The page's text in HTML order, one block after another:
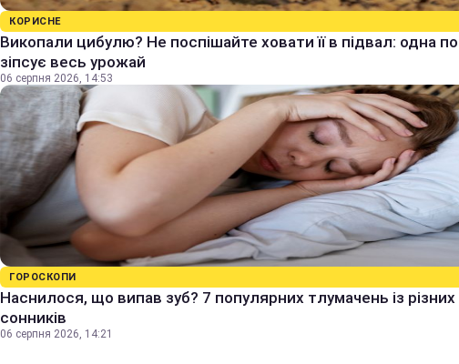
КОРИСНЕ
Викопали цибулю? Не поспішайте ховати її в підвал: одна
зіпсує весь урожай
06 серпня 2026, 14:53
ГОРОСКОПИ
Наснилося, що випав зуб? 7 популярних тлумачень із різних
сонників
06 серпня 2026, 14:21